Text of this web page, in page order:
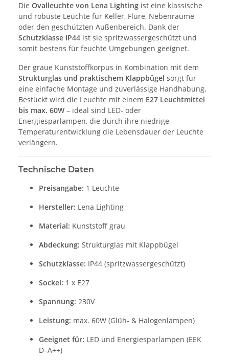
Die Ovalleuchte von Lena Lighting ist eine klassische
und robuste Leuchte für Keller, Flure, Nebenräume
oder den geschützten Außenbereich. Dank der
Schutzklasse IP44 ist sie spritzwassergeschützt und
somit bestens für feuchte Umgebungen geeignet.
Der graue Kunststoffkorpus in Kombination mit dem
Strukturglas und praktischem Klappbügel sorgt für
eine einfache Montage und zuverlässige Handhabung.
Bestückt wird die Leuchte mit einem E27 Leuchtmittel
bis max. 60W – ideal sind LED- oder
Energiesparlampen, die durch ihre niedrige
Temperaturentwicklung die Lebensdauer der Leuchte
verlängern.
Technische Daten
Preisangabe: 1 Leuchte
Hersteller: Lena Lighting
Material: Kunststoff grau
Abdeckung: Strukturglas mit Klappbügel
Schutzklasse: IP44 (spritzwassergeschützt)
Sockel: 1 x E27
Spannung: 230V
Leistung: max. 60W (Glüh- & Halogenlampen)
Geeignet für: LED und Energiesparlampen (EEK
D–A++)